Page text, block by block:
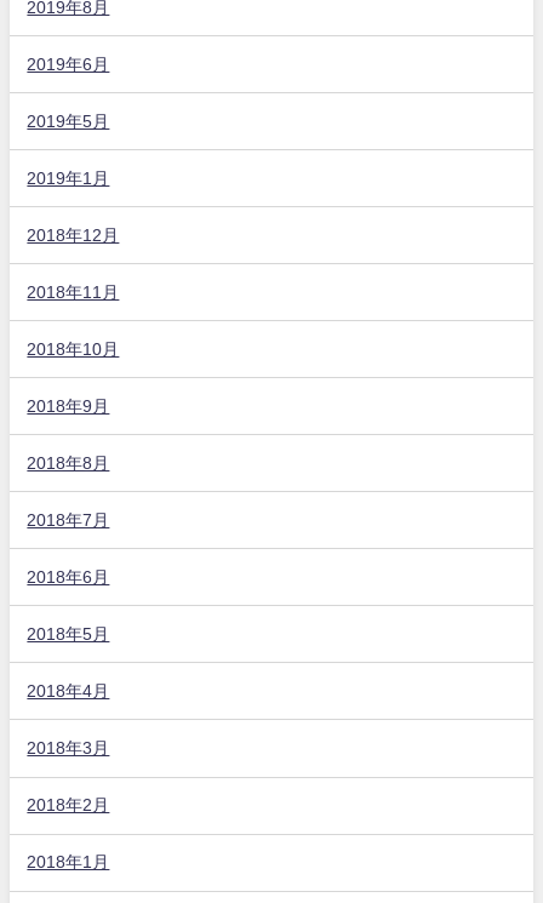
2019年8月
2019年6月
2019年5月
2019年1月
2018年12月
2018年11月
2018年10月
2018年9月
2018年8月
2018年7月
2018年6月
2018年5月
2018年4月
2018年3月
2018年2月
2018年1月